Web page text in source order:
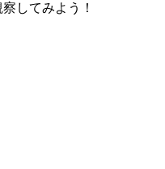
してみよう！